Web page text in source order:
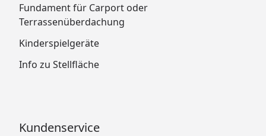
Fundament für Carport oder
Terrassenüberdachung
Kinderspielgeräte
Info zu Stellfläche
Kundenservice